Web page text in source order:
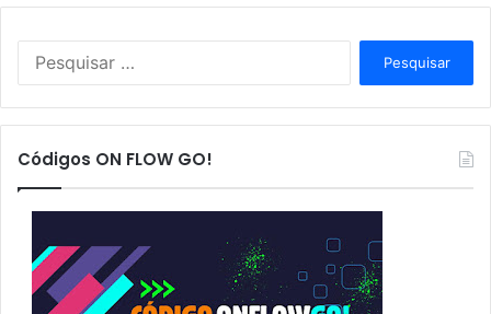
s
a
p
o
r
Códigos ON FLOW GO!